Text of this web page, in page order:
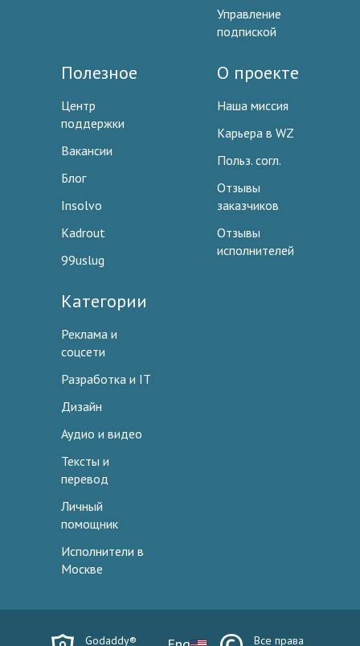
Управление
подпиской
Полезное
Центр
поддержки
Вакансии
Блог
Insolvo
Kadrout
99uslug
О проекте
Наша миссия
Карьера в WZ
Польз. согл.
Отзывы
заказчиков
Отзывы
исполнителей
Категории
Реклама и
соцсети
Разработка и IT
Дизайн
Аудио и видео
Тексты и
перевод
Личный
помощник
Исполнители в
Москве
Godaddy® Все права